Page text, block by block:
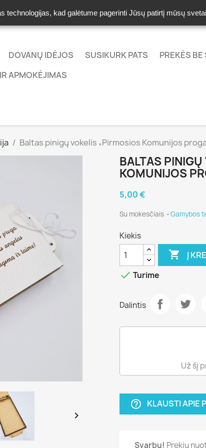
DOVANŲ IDĖJOS SUSIKURK PATS PREKĖS
APMOKĖJIMAS
Baltas pinigų vokelis „Pirmosios Komunijos

BALTAS
KOMUNIJOS
5,00 €
Su mokesčiais Gamybos
Kiekis
 Į
 Turime
Dalintis
Už šį
help_outline KLAUSTI APIE
Svarbu! Prekių
technologijas, kad galėtume pagerinti Jūsų patirtį mūsų